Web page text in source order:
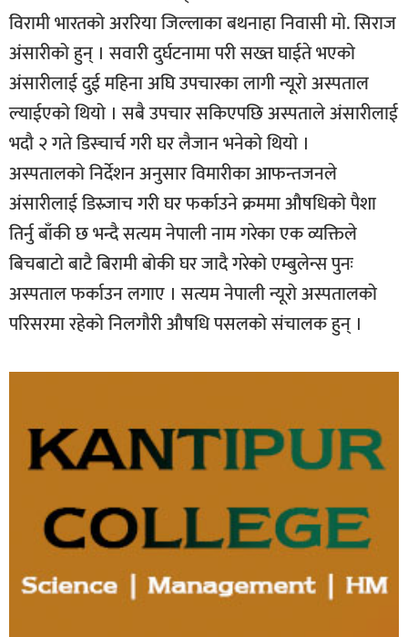
विरामी भारतको अररिया जिल्लाका बथनाहा निवासी मो. सिराज
अंसारीको हुन् । सवारी दुर्घटनामा परी सख्त घाईते भएको
अंसारीलाई दुई महिना अघि उपचारका लागी न्यूरो अस्पताल
ल्याईएको थियो । सबै उपचार सकिएपछि अस्पताले अंसारीलाई
भदौ २ गते डिस्चार्च गरी घर लैजान भनेको थियो ।
अस्पतालको निर्देशन अनुसार विमारीका आफन्तजनले
अंसारीलाई डिस्र्जाच गरी घर फर्काउने क्रममा औषधिको पैशा
तिर्नु बाँकी छ भन्दै सत्यम नेपाली नाम गरेका एक व्यक्तिले
बिचबाटो बाटै बिरामी बोकी घर जादै गरेको एम्बुलेन्स पुनः
अस्पताल फर्काउन लगाए । सत्यम नेपाली न्यूरो अस्पतालको
परिसरमा रहेको निलगौरी औषधि पसलको संचालक हुन् ।